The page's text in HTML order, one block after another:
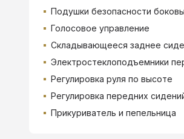
Подушки безопасности
Голосовое управление
Складывающееся заднее
Электростеклоподъемники
Регулировка руля по высоте
Регулировка передних
Прикуриватель и пепельница